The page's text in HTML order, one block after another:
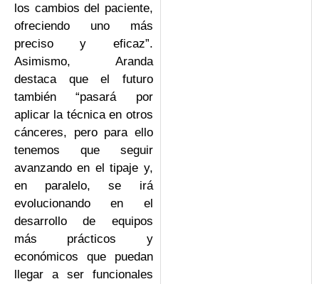
los cambios del paciente,
ofreciendo uno más
preciso y eficaz”.
Asimismo, Aranda
destaca que el futuro
también “pasará por
aplicar la técnica en otros
cánceres, pero para ello
tenemos que seguir
avanzando en el tipaje y,
en paralelo, se irá
evolucionando en el
desarrollo de equipos
más prácticos y
económicos que puedan
llegar a ser funcionales